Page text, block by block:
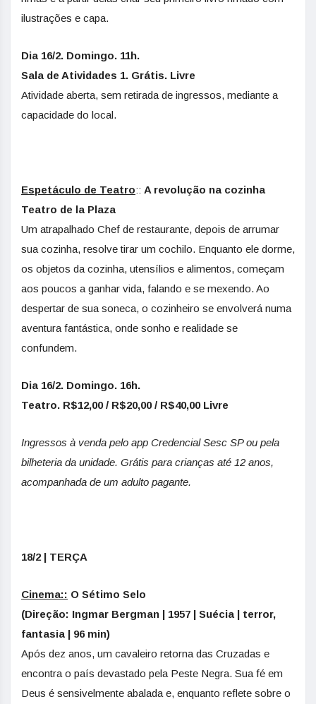
ilustrações e capa.
Dia 16/2. Domingo. 11h.
Sala de Atividades 1. Grátis. Livre
Atividade aberta, sem retirada de ingressos, mediante a
capacidade do local.
Espetáculo de Teatro:: A revolução na cozinha
Teatro de la Plaza
Um atrapalhado Chef de restaurante, depois de arrumar
sua cozinha, resolve tirar um cochilo. Enquanto ele dorme,
os objetos da cozinha, utensílios e alimentos, começam
aos poucos a ganhar vida, falando e se mexendo. Ao
despertar de sua soneca, o cozinheiro se envolverá numa
aventura fantástica, onde sonho e realidade se
confundem.
Dia 16/2. Domingo. 16h.
Teatro. R$12,00 / R$20,00 / R$40,00 Livre
Ingressos à venda pelo app Credencial Sesc SP ou pela
bilheteria da unidade. Grátis para crianças até 12 anos,
acompanhada de um adulto pagante.
18/2 | TERÇA
Cinema:: O Sétimo Selo
(Direção: Ingmar Bergman | 1957 | Suécia | terror,
fantasia | 96 min)
Após dez anos, um cavaleiro retorna das Cruzadas e
encontra o país devastado pela Peste Negra. Sua fé em
Deus é sensivelmente abalada e, enquanto reflete sobre o